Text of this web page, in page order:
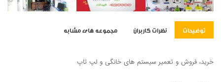
توضیحات نظرات کاربران مجموعه های مشابه
خرید، فروش و تعمیر سیستم های خانگی و لپ تاپ